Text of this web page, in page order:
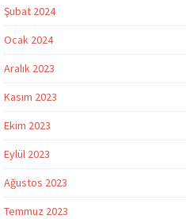
Şubat 2024
Ocak 2024
Aralık 2023
Kasım 2023
Ekim 2023
Eylül 2023
Ağustos 2023
Temmuz 2023